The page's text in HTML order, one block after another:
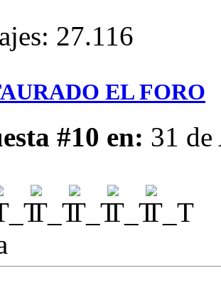
27.116
EL FORO
#10 en: 31